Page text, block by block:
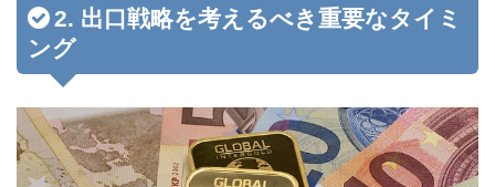
2. 出口戦略を考えるべき重要なタイミ
ング